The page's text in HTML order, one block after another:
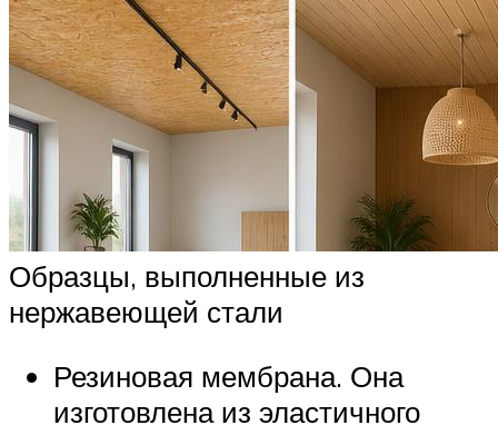
Образцы, выполненные из
нержавеющей стали
Резиновая мембрана. Она
изготовлена из эластичного